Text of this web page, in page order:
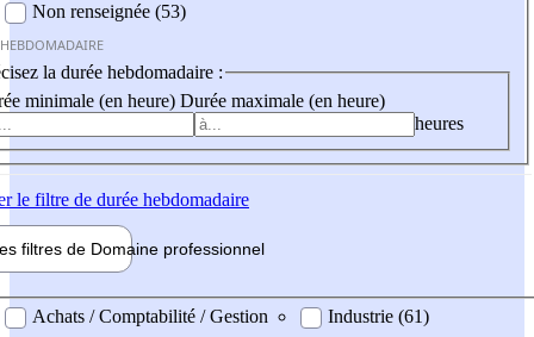
Non renseignée (53)
la durée hebdomadaire :
minimale (en heure) Durée maximale (en heure)
heures
le filtre de durée hebdomadaire
filtres de Domaine professionnel
professionel
Achats / Comptabilité / Gestion
Industrie (61)